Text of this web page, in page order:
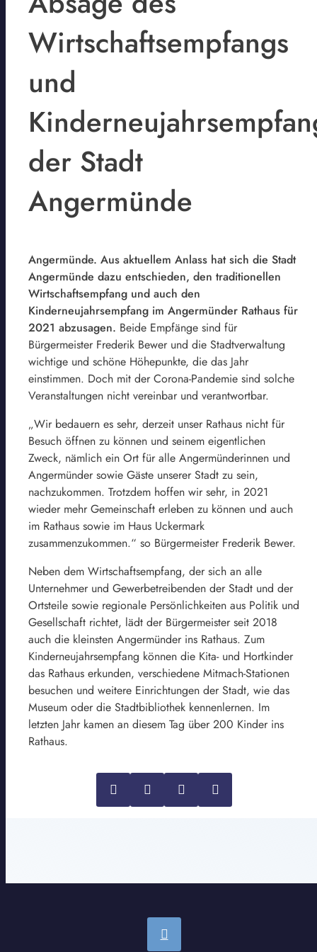
Wirtschaftsempfangs
und
der Stadt
Angermünde
Angermünde. Aus aktuellem Anlass hat sich die Stadt
Angermünde dazu entschieden, den traditionellen
Wirtschaftsempfang und auch den
Kinderneujahrsempfang im Angermünder Rathaus für
2021 abzusagen. Beide Empfänge sind für
Bürgermeister Frederik Bewer und die Stadtverwaltung
wichtige und schöne Höhepunkte, die das Jahr
einstimmen. Doch mit der Corona-Pandemie sind solche
Veranstaltungen nicht vereinbar und verantwortbar.
„Wir bedauern es sehr, derzeit unser Rathaus nicht für
Besuch öffnen zu können und seinem eigentlichen
Zweck, nämlich ein Ort für alle Angermünderinnen und
Angermünder sowie Gäste unserer Stadt zu sein,
nachzukommen. Trotzdem hoffen wir sehr, in 2021
wieder mehr Gemeinschaft erleben zu können und auch
im Rathaus sowie im Haus Uckermark
zusammenzukommen.“ so Bürgermeister Frederik Bewer.
Neben dem Wirtschaftsempfang, der sich an alle
Unternehmer und Gewerbetreibenden der Stadt und der
Ortsteile sowie regionale Persönlichkeiten aus Politik und
Gesellschaft richtet, lädt der Bürgermeister seit 2018
auch die kleinsten Angermünder ins Rathaus. Zum
Kinderneujahrsempfang können die Kita- und Hortkinder
das Rathaus erkunden, verschiedene Mitmach-Stationen
besuchen und weitere Einrichtungen der Stadt, wie das
Museum oder die Stadtbibliothek kennenlernen. Im
letzten Jahr kamen an diesem Tag über 200 Kinder ins
Rathaus.